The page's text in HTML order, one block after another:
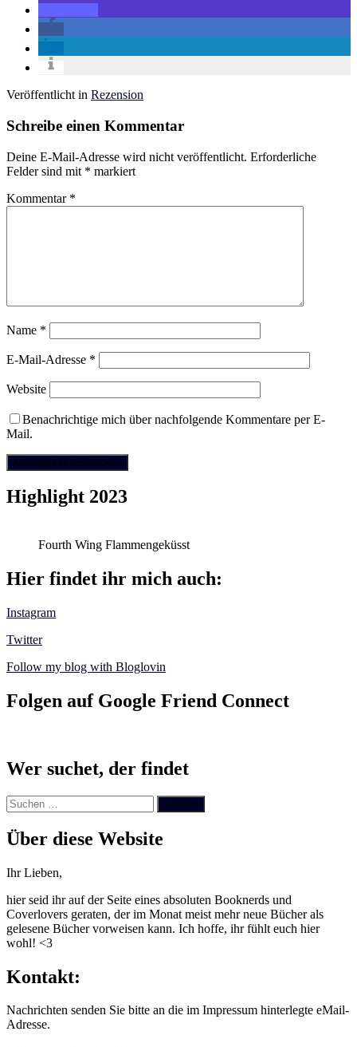
Veröffentlicht in Rezension
Schreibe einen Kommentar
Deine E-Mail-Adresse wird nicht veröffentlicht. Erforderliche
Felder sind mit * markiert
Kommentar *
Name *
E-Mail-Adresse *
Website
Benachrichtige mich über nachfolgende Kommentare per E-
Mail.
Highlight 2023
Fourth Wing Flammengeküsst
Hier findet ihr mich auch:
Instagram
Twitter
Follow my blog with Bloglovin
Folgen auf Google Friend Connect
Wer suchet, der findet
Suchen
nach:
Über diese Website
Ihr Lieben,
hier seid ihr auf der Seite eines absoluten Booknerds und
Coverlovers geraten, der im Monat meist mehr neue Bücher als
gelesene Bücher vorweisen kann. Ich hoffe, ihr fühlt euch hier
wohl! <3
Kontakt:
Nachrichten senden Sie bitte an die im Impressum hinterlegte eMail-
Adresse.